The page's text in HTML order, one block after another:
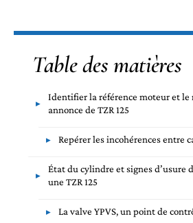
Table des matières
Identifier la référence moteur et le
annonce de TZR 125
Repérer les incohérences entre
État du cylindre et signes d’usure
une TZR 125
La valve YPVS, un point de